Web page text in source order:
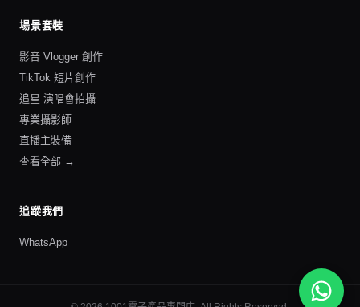
場景套裝
影音 Vlogger 創作
TikTok 短片創作
追星 演唱會拍攝
專業攝影師
直播主裝備
查看全部 →
追蹤我們
WhatsApp